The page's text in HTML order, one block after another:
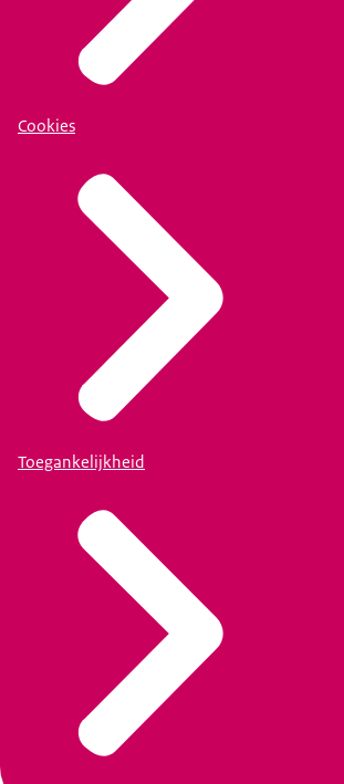
Cookies
Toegankelijkheid